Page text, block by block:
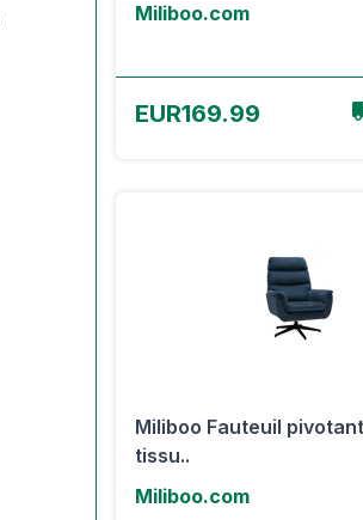
Miliboo.com
EUR169.99
Miliboo Fauteuil
tissu..
Miliboo.com